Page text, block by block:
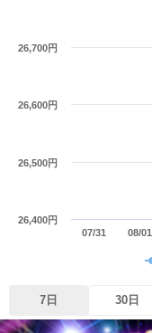
07/31 08/01
26,400円
26,500円
26,600円
26,700円
7日 30日